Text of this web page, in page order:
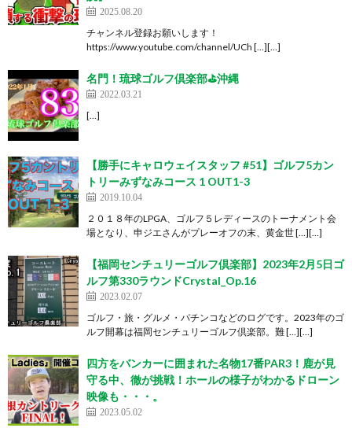
2025.08.20
チャンネル登録お願いします！
https://www.youtube.com/channel/UCh […][…]
名門！琉球ゴルフ倶楽部⛳️沖縄
2022.03.21
[…]
【勝手にキャロウェイスタッフ #51】ゴルフ5カン
トリーみずなみコース 1 OUT1-3
2019.10.04
２０１８年のLPGA、ゴルフ５レディースのトーナメント会
場となり、申ジエさんがプレーオフの末、黄金世 […][…]
【福岡センチュリーゴルフ倶楽部】2023年2月5日ゴ
ルフ第330ラウンドCrystal_Op.16
2023.02.07
ゴルフ・旅・グルメ・パチンコなどのログです。2023年のゴ
ルフ開幕は福岡センチュリーゴルフ倶楽部。難 […][…]
四方をバンカーに囲まれた名物17番PAR3！鹿が見
守る中、徹が挑戦！ホールの様子がわかるドローン
映像も・・・。
2023.05.02